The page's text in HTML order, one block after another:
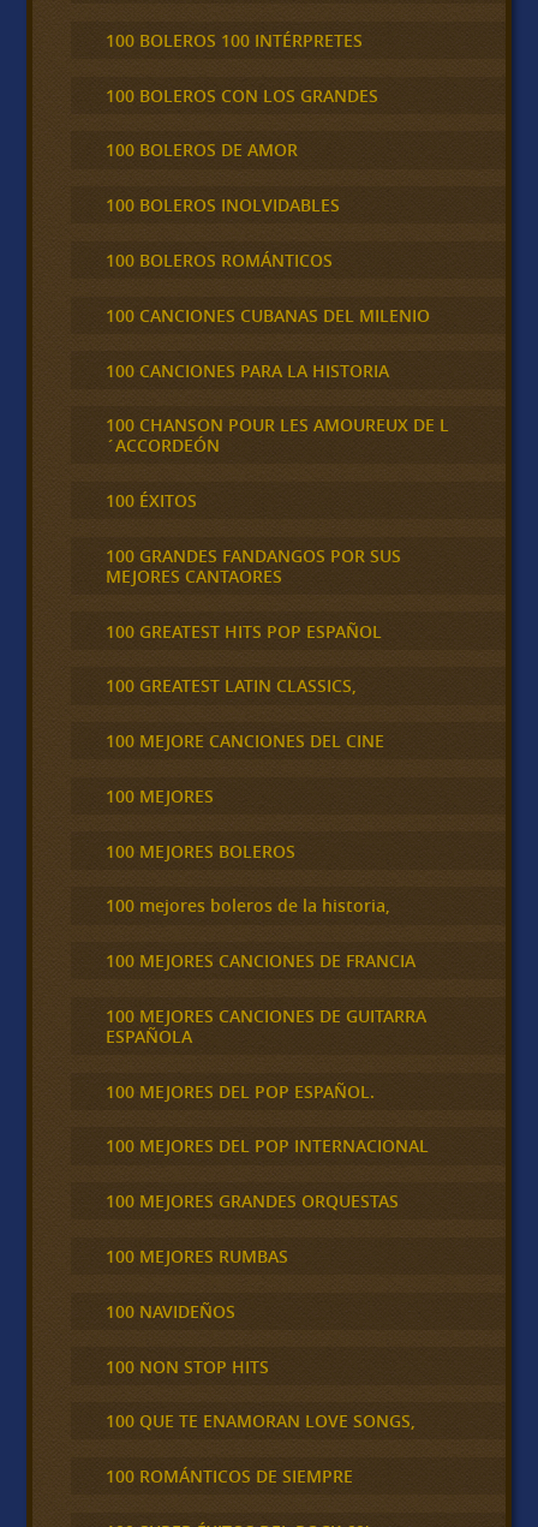
100 BOLEROS 100 INTÉRPRETES
100 BOLEROS CON LOS GRANDES
100 BOLEROS DE AMOR
100 BOLEROS INOLVIDABLES
100 BOLEROS ROMÁNTICOS
100 CANCIONES CUBANAS DEL MILENIO
100 CANCIONES PARA LA HISTORIA
100 CHANSON POUR LES AMOUREUX DE L
´ACCORDEÓN
100 ÉXITOS
100 GRANDES FANDANGOS POR SUS
MEJORES CANTAORES
100 GREATEST HITS POP ESPAÑOL
100 GREATEST LATIN CLASSICS,
100 MEJORE CANCIONES DEL CINE
100 MEJORES
100 MEJORES BOLEROS
100 mejores boleros de la historia,
100 MEJORES CANCIONES DE FRANCIA
100 MEJORES CANCIONES DE GUITARRA
ESPAÑOLA
100 MEJORES DEL POP ESPAÑOL.
100 MEJORES DEL POP INTERNACIONAL
100 MEJORES GRANDES ORQUESTAS
100 MEJORES RUMBAS
100 NAVIDEÑOS
100 NON STOP HITS
100 QUE TE ENAMORAN LOVE SONGS,
100 ROMÁNTICOS DE SIEMPRE